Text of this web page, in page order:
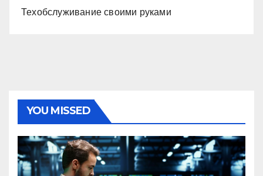
Техобслуживание своими руками
YOU MISSED